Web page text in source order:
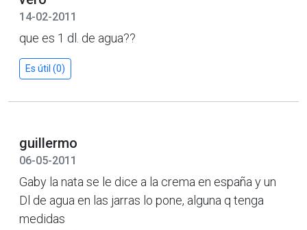
14-02-2011
que es 1 dl. de agua??
Es útil (0)
guillermo
06-05-2011
Gaby la nata se le dice a la crema en españa y un
Dl de agua en las jarras lo pone, alguna q tenga
medidas